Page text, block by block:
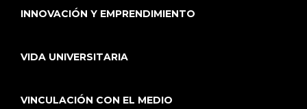
INNOVACIÓN Y EMPRENDIMIENTO
VIDA UNIVERSITARIA
VINCULACIÓN CON EL MEDIO